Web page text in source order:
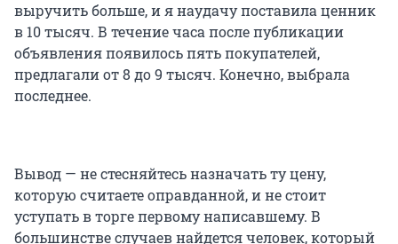
выручить больше, и я наудачу поставила ценник
в 10 тысяч. В течение часа после публикации
объявления появилось пять покупателей,
предлагали от 8 до 9 тысяч. Конечно, выбрала
последнее.
Вывод — не стесняйтесь назначать ту цену,
которую считаете оправданной, и не стоит
уступать в торге первому написавшему. В
большинстве случаев найдется человек, который